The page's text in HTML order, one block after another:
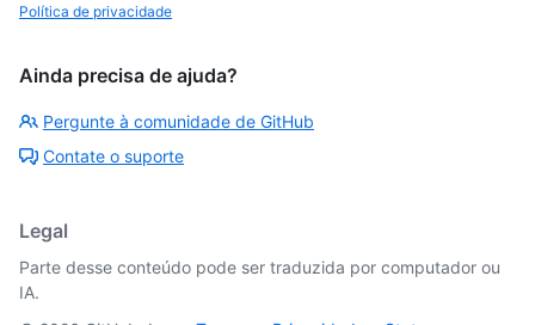
Política de privacidade
Ainda precisa de ajuda?
Pergunte à comunidade de GitHub
Contate o suporte
Legal
Parte desse conteúdo pode ser traduzida por computador ou
IA.